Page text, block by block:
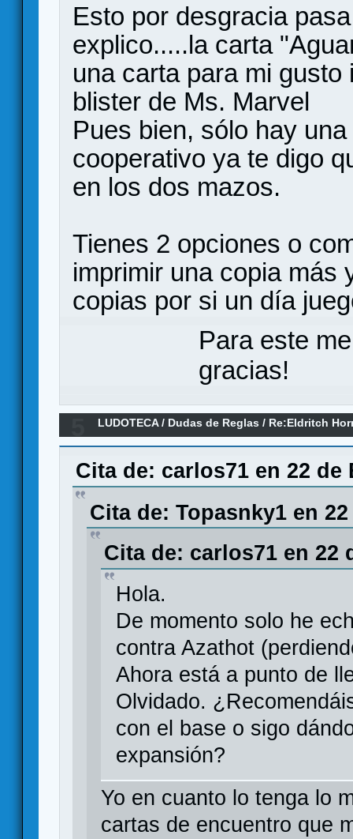
Esto por desgracia
explico.....la carta
una carta para mi
blister de Ms. Marvel
Pues bien, sólo hay
cooperativo ya te digo
en los dos mazos.
Tienes 2 opciones o
imprimir una copia más
copias por si un día
Para este
gracias!
LUDOTECA/ Dudas de Reglas / Re:Eldritch
Cita de: carlos71 en 22 de
Cita de: Topasnky1 en
Cita de: carlos71 en 22
Hola.
De momento solo he
contra Azathot
Ahora está a punto de
Olvidado.
con el base o sigo
expansión?
Yo en cuanto lo tenga lo
cartas de encuentro que